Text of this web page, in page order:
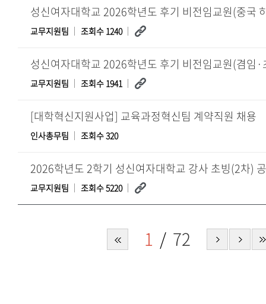
교무지원팀 조회수 1240
교무지원팀 조회수 1941
[대학혁신지원사업] 교육과정혁신팀 계약직원 채용
인사총무팀 조회수 320
2026학년도 2학기 성신여자대학교 강사 초빙(2차)
교무지원팀 조회수 5220
1 72